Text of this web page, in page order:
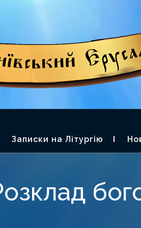
Записки на Літургію